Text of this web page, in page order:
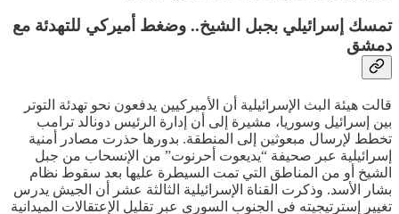
تمسك إسرائيلي بجبل الشيخ.. وضغط أميركي للتهدئة مع
دمشق
قالت هيئة البث الإسرائيلية أن الأميركيين يدفعون نحو تهدئة التوتر
بين إسرائيل وسوريا، مشيرة إلى أن إدارة الرئيس دونالد ترامب
تخطط لإرسال مبعوثين إلى المنطقة. بدورها حذرت مصادر أمنية
إسرائيلية عبر صحيفة “يديعوت أحرنوت” من الإنسحاب من جبل
الشيخ أو من المناطق التي تمت السيطرة عليها بعد سقوط نظام
بشار الأسد. وذكرت القناة الإسرائيلية الثالثة عشر أن الجيش يدرس
تغيير إسترتيجيته في الجنوب السوري عبر تقليل الإعتقالات الميدانية